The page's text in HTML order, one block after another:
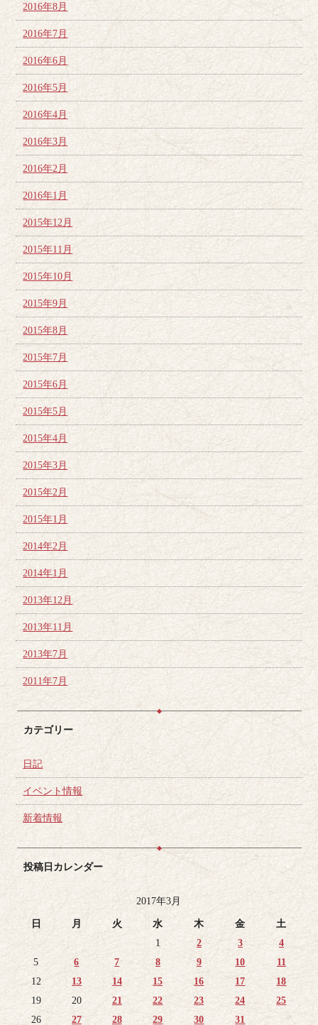
2016年8月
2016年7月
2016年6月
2016年5月
2016年4月
2016年3月
2016年2月
2016年1月
2015年12月
2015年11月
2015年10月
2015年9月
2015年8月
2015年7月
2015年6月
2015年5月
2015年4月
2015年3月
2015年2月
2015年1月
2014年2月
2014年1月
2013年12月
2013年11月
2013年7月
2011年7月
カテゴリー
日記
イベント情報
新着情報
投稿日カレンダー
2017年3月
日 月 火 水 木 金
土
1
2 3
4
5
6 7 8 9 10
11
12
13 14 15 16 17
18
19
20 21 22 23 24
25
26
27 28 29 30 31